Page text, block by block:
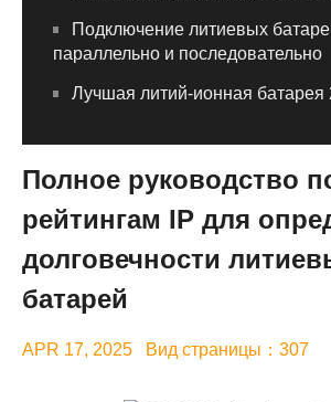
Подключение литиевых
параллельно и последовательно
Лучшая литий-ионная батарея
Полное руководство
рейтингам IP для
долговечности
батарей
APR 17, 2025 Вид страницы：307